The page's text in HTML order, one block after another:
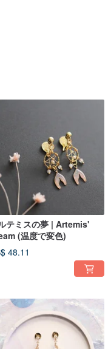
テミスの夢 | Artemis'
(温度で変色)
48.11